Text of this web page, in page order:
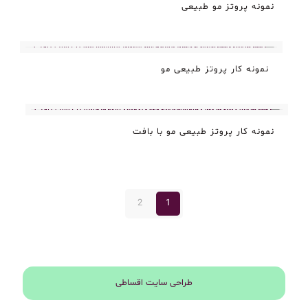
نمونه پروتز مو طبیعی
نمونه کار پروتز طبیعی مو
نمونه کار پروتز طبیعی مو با بافت
1
2
طراحی سایت اقساطی